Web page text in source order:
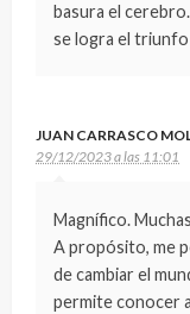
basura el
se logra el
JUAN CARRASCO
29/12/2023 a las 11:01
Magnífico.
A propósito, me
de cambiar el
permite conocer